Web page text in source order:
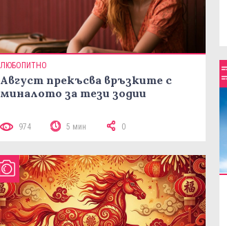
ЛЮБОПИТНО
Август прекъсва връзките с
миналото за тези зодии
974 5 мин 0